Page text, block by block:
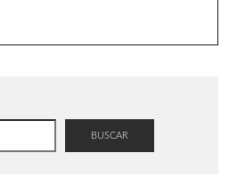
BUSCAR